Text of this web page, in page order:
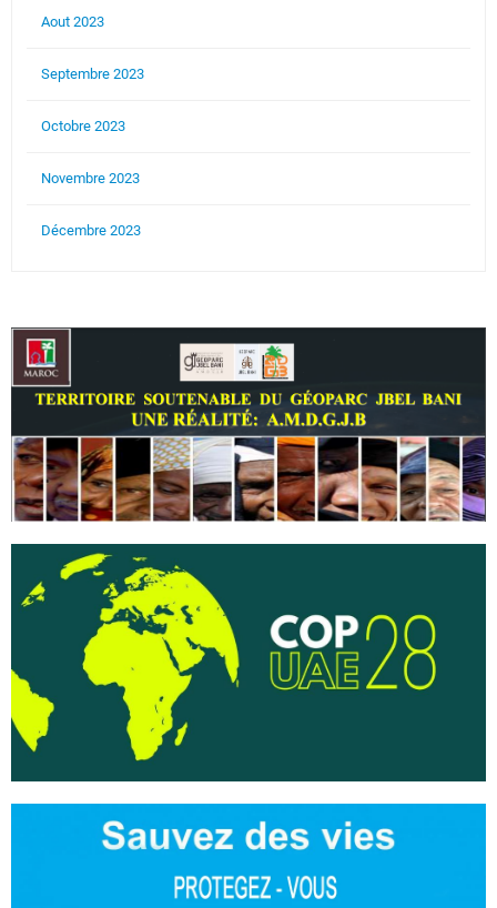
Aout 2023
Septembre 2023
Octobre 2023
Novembre 2023
Décembre 2023